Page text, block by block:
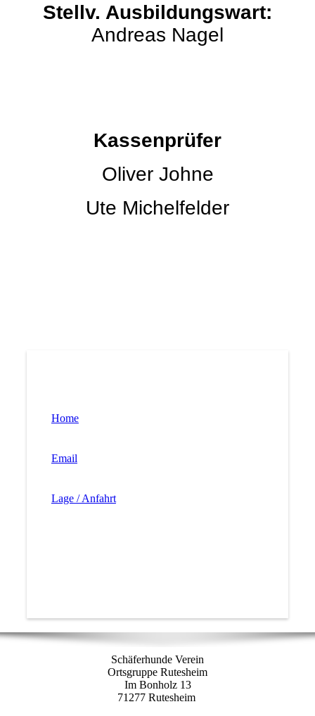
Stellv. Ausbildungswart:
Andreas Nagel
Kassenprüfer
Oliver Johne
Ute Michelfelder
Home
Email
Lage / Anfahrt
Schäferhunde Verein
Ortsgruppe Rutesheim
Im Bonholz 13
71277 Rutesheim